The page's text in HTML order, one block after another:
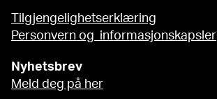
Tilgjengelighetserklæring
Personvern og informasjonskapsler
Nyhetsbrev
Meld deg på her